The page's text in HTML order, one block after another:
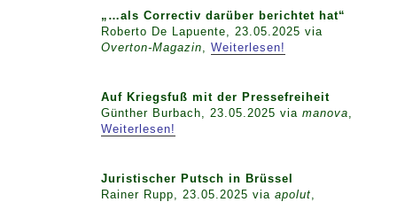
„…als Correctiv darüber berichtet hat“
Roberto De Lapuente, 23.05.2025 via
Overton-Magazin ,Weiterlesen!
Auf Kriegsfuß mit der Pressefreiheit
Günther Burbach, 23.05.2025 viamanova
Weiterlesen!
Juristischer Putsch in Brüssel
Rainer Rupp, 23.05.2025 viaapolut